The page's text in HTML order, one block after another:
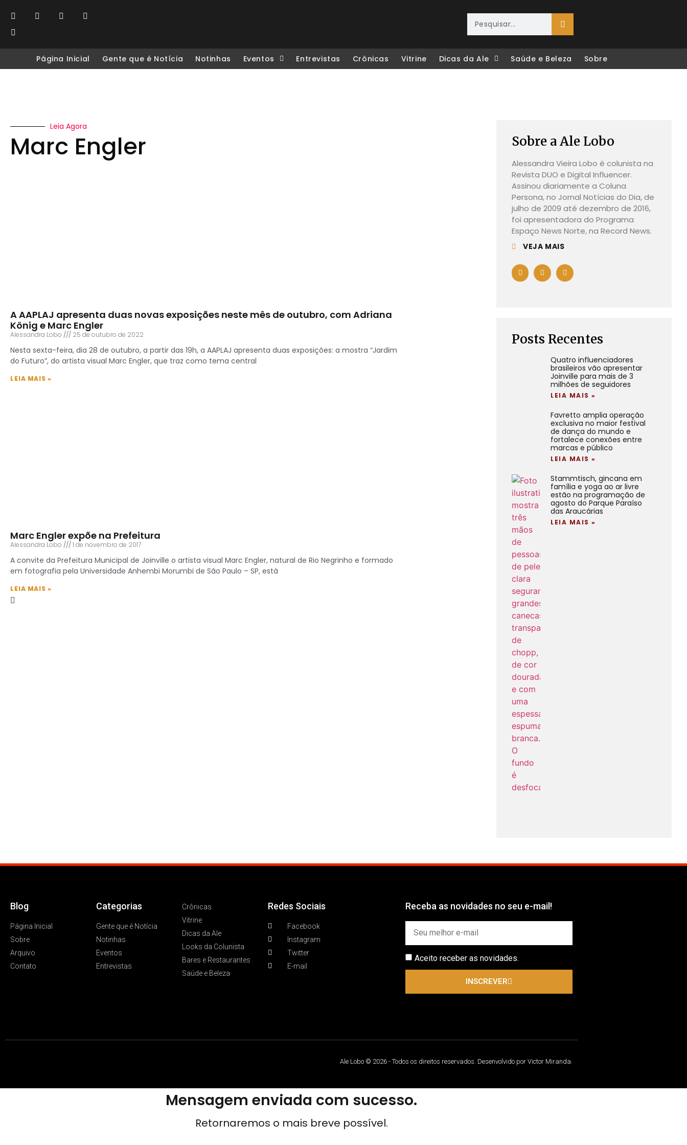
Página Inicial Gente que é Notícia Notinhas Eventos Entrevistas Crônicas Vitrine Dicas da Ale Saúde e Beleza Sobre
Leia Agora
Marc Engler
A AAPLAJ apresenta duas novas exposições neste mês de outubro, com Adriana
König e Marc Engler
Alessandra Lobo 25 de outubro de 2022
Nesta sexta-feira, dia 28 de outubro, a partir das 19h, a AAPLAJ apresenta duas exposições: a mostra “Jardim
do Futuro”, do artista visual Marc Engler, que traz como tema central
LEIA MAIS »
Marc Engler expõe na Prefeitura
Alessandra Lobo 1 de novembro de 2017
A convite da Prefeitura Municipal de Joinville o artista visual Marc Engler, natural de Rio Negrinho e formado
em fotografia pela Universidade Anhembi Morumbi de São Paulo – SP, está
LEIA MAIS »
Sobre a Ale Lobo
Alessandra Vieira Lobo é colunista na
Revista DUO e Digital Influencer.
Assinou diariamente a Coluna
Persona, no Jornal Notícias do Dia, de
julho de 2009 até dezembro de 2016,
foi apresentadora do Programa
Espaço News Norte, na Record News.
VEJA MAIS
Posts Recentes
Quatro influenciadores
brasileiros vão apresentar
Joinville para mais de 3
milhões de seguidores
LEIA MAIS »
Favretto amplia operação
exclusiva no maior festival
de dança do mundo e
fortalece conexões entre
marcas e público
LEIA MAIS »
Stammtisch, gincana em
família e yoga ao ar livre
estão na programação de
agosto do Parque Paraíso
das Araucárias
LEIA MAIS »
Blog
Página Inicial
Sobre
Arquivo
Contato
Categorias
Gente que é Notícia
Notinhas
Eventos
Entrevistas
Crônicas
Vitrine
Dicas da Ale
Looks da Colunista
Bares e Restaurantes
Saúde e Beleza
Redes Sociais
Facebook
Instagram
Twitter
E-mail
Receba as novidades no seu e-mail!
Aceito receber as novidades.
INSCREVER
Ale Lobo © 2026 - Todos os direitos reservados. Desenvolvido por Victor Miranda.
Mensagem enviada com sucesso.
Retornaremos o mais breve possível.